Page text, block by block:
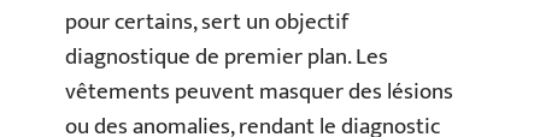
pour certains, sert un objectif
diagnostique de premier plan. Les
vêtements peuvent masquer des lésions
ou des anomalies, rendant le diagnostic